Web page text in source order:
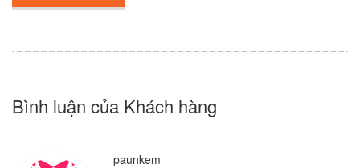
Bình luận của Khách hàng
paunkem